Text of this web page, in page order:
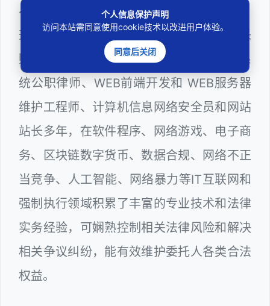
403201810022100。邓杰律师现（或曾）
兼任深圳市人民政府听证员、深圳市政府采
购评审专家（法律类），深圳市某区政府系
统公职律师、WEB前端开发和 WEB服务器
维护工程师、计算机信息网络安全员和网站
站长多年，在软件程序、网络游戏、电子商
务、区块链数字货币、数据合规、网络不正
当竞争、人工智能、网络暴力等IT互联网和
强制执行领域积累了丰富的专业技术和法律
实务经验，可娴熟控制相关法律风险和解决
相关争议纠纷，能有效维护委托人各类合法
权益。
个人信息保护声明
访问本站需同意使用cookie技术以改进用户体验。
同意后关闭